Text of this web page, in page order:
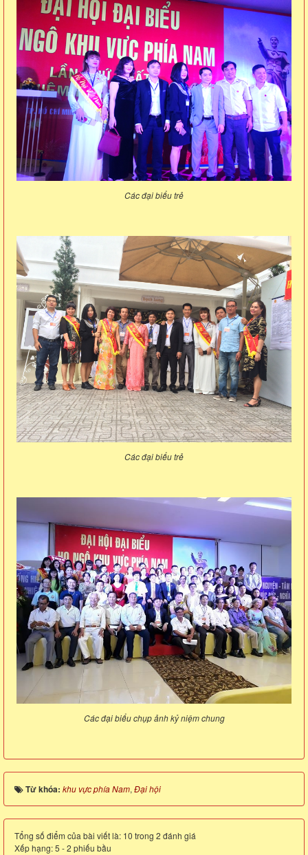
Các đại biểu trẻ
Các đại biểu trẻ
Các đại biểu chụp ảnh kỷ niệm chung
Từ khóa: khu vực phía Nam, Đại hội
Tổng số điểm của bài viết là: 10 trong 2 đánh giá
Xếp hạng:5 -2 phiếu bầu